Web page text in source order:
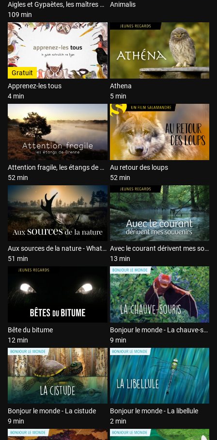
Aigles et Gypaètes, les maîtres du ciel
109 min
Animalis
Gratuit
Apprenez-les tous
4 min
Athena
5 min
Attention fragile, les étangs de Brenne
52 min
Au retour des loups
52 min
Aux sources de la nature - What is wilderness
51 min
Avec le courant dérivent mes souvenirs
13 min
Bête du bitume
12 min
Bonjour le monde - La chauve-souris
9 min
Bonjour le monde - La cistude
9 min
Bonjour le monde - La libellule
2 min